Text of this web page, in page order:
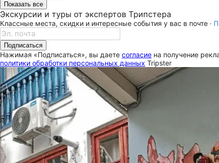
Показать все
Экскурсии и туры от экспертов Трипстера
Классные места, скидки и интересные события у вас в почте ·
Подписаться
Нажимая «Подписаться», вы даете согласие на получение
политики обработки персональных данных Tripster